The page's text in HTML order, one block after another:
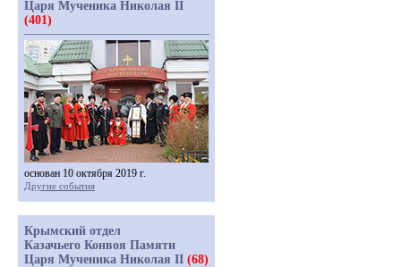
Царя Мученика Николая II
(401)
основан 10 октября 2019 г.
Другие события
Крымский отдел
Казачьего Конвоя Памяти
Царя Мученика Николая II (68)